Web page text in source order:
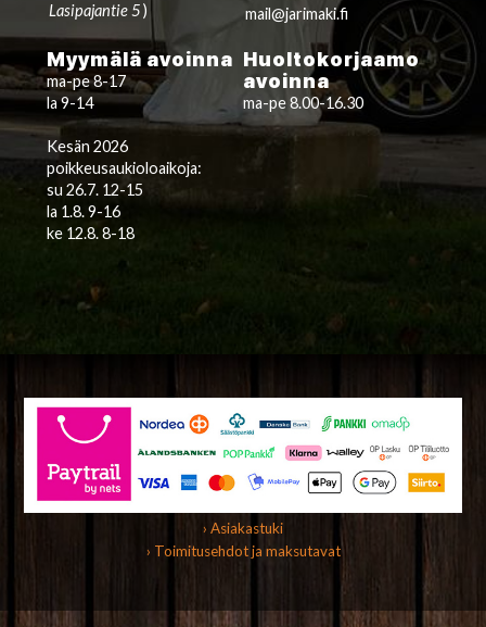
Lasipajantie 5) mail@jarimaki.fi
Myymälä avoinna
ma-pe 8-17
la 9-14
Kesän 2026
poikkeusaukioloaikoja:
su 26.7. 12-15
la 1.8. 9-16
ke 12.8. 8-18
Huoltokorjaamo
avoinna
ma-pe 8.00-16.30
› Asiakastuki
› Toimitusehdot ja maksutavat